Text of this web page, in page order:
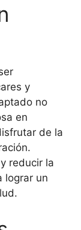
y
no
en
de la
reducir la
lograr un